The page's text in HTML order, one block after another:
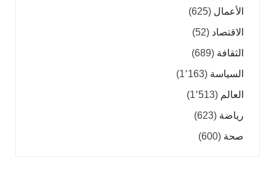
الأعمال (625)
الاقتصاد (52)
الثقافة (689)
السياسة (1٬163)
العالم (1٬513)
رياضة (623)
صحة (600)